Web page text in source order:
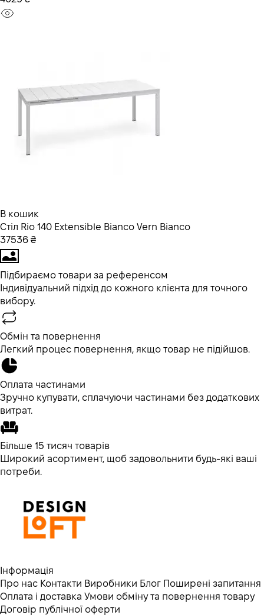
В кошик
Стiл Rio 140 Extensible Bianco Vern Bianco
37536 ₴
Підбираємо товари за референсом
Індивідуальний підхід до кожного клієнта для точного
вибору.
Обмін та повернення
Легкий процес повернення, якщо товар не підійшов.
Оплата частинами
Зручно купувати, сплачуючи частинами без додаткових
витрат.
Більше 15 тисяч товарів
Широкий асортимент, щоб задовольнити будь-які ваші
потреби.
Інформація
Про нас Контакти Виробники Блог Поширені запитання
Оплата і доставка Умови обміну та повернення товару
Договір публічної оферти